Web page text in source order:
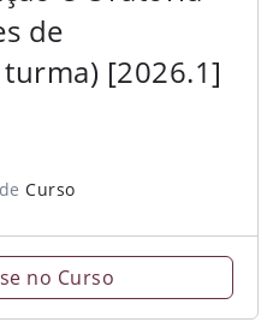
de
[2026.1]
Curso
no Curso